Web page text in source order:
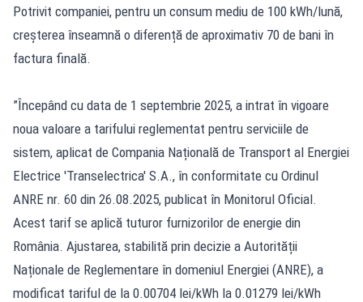
Potrivit companiei, pentru un consum mediu de 100 kWh/lună,
creșterea înseamnă o diferență de aproximativ 70 de bani în
factura finală.
”Începând cu data de 1 septembrie 2025, a intrat în vigoare
noua valoare a tarifului reglementat pentru serviciile de
sistem, aplicat de Compania Națională de Transport al Energiei
Electrice 'Transelectrica' S.A., în conformitate cu Ordinul
ANRE nr. 60 din 26.08.2025, publicat în Monitorul Oficial.
Acest tarif se aplică tuturor furnizorilor de energie din
România. Ajustarea, stabilită prin decizie a Autorității
Naționale de Reglementare în domeniul Energiei (ANRE), a
modificat tariful de la 0.00704 lei/kWh la 0.01279 lei/kWh